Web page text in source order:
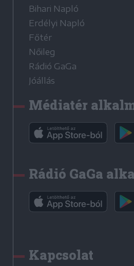
Bihari Napló
Erdélyi Napló
Főtér
Nőileg
Rádió GaGa
Jóállás
Médiatér
Rádió GaGa
Kapcsolat